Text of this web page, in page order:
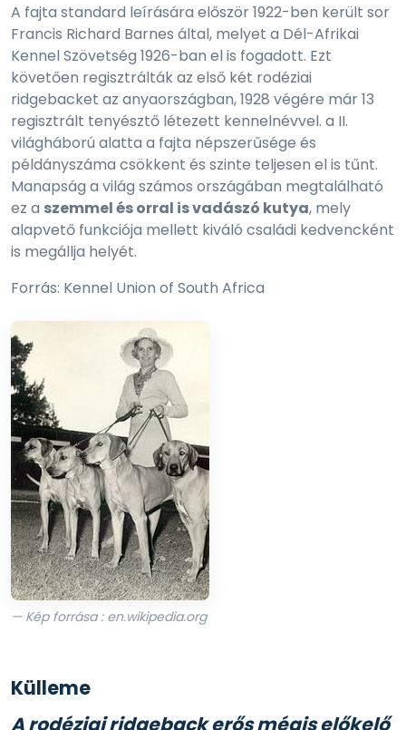
A fajta standard leírására először 1922-ben került sor
Francis Richard Barnes által, melyet a Dél-Afrikai
Kennel Szövetség 1926-ban el is fogadott. Ezt
követően regisztrálták az első két rodéziai
ridgebacket az anyaországban, 1928 végére már 13
regisztrált tenyésztő létezett kennelnévvel. a II.
világháború alatta a fajta népszerűsége és
példányszáma csökkent és szinte teljesen el is tűnt.
Manapság a világ számos országában megtalálható
ez a szemmel és orral is vadászó kutya, mely
alapvető funkciója mellett kiváló családi kedvencként
is megállja helyét.
Forrás: Kennel Union of South Africa
— Kép forrása : en.wikipedia.org
Külleme
A rodéziai ridgeback erős mégis előkelő